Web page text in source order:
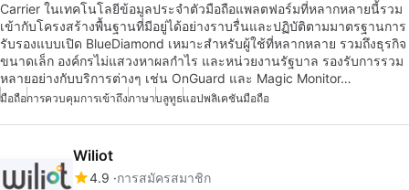
Carrier ในเทคโนโลยีข้อมูลประจำตัวมือถือแพลตฟอร์มที่หลากหลายนี้รวม
เข้ากับโครงสร้างพื้นฐานที่มีอยู่ได้อย่างราบรื่นและปฏิบัติตามมาตรฐานการ
รับรองแบบเปิด BlueDiamond เหมาะสำหรับผู้ใช้ที่หลากหลาย รวมถึงธุรกิจ
ขนาดเล็ก องค์กรไม่แสวงหาผลกำไร และหน่วยงานรัฐบาล รองรับการรวม
หลายอย่างกับบริการต่างๆ เช่น OnGuard และ Magic Monitor…
มือถือการควบคุมการเข้าถึงภาษาบลูทูธแอปพลิเคชันมือถือ
Wiliot
4.9 การสมัครสมาชิก